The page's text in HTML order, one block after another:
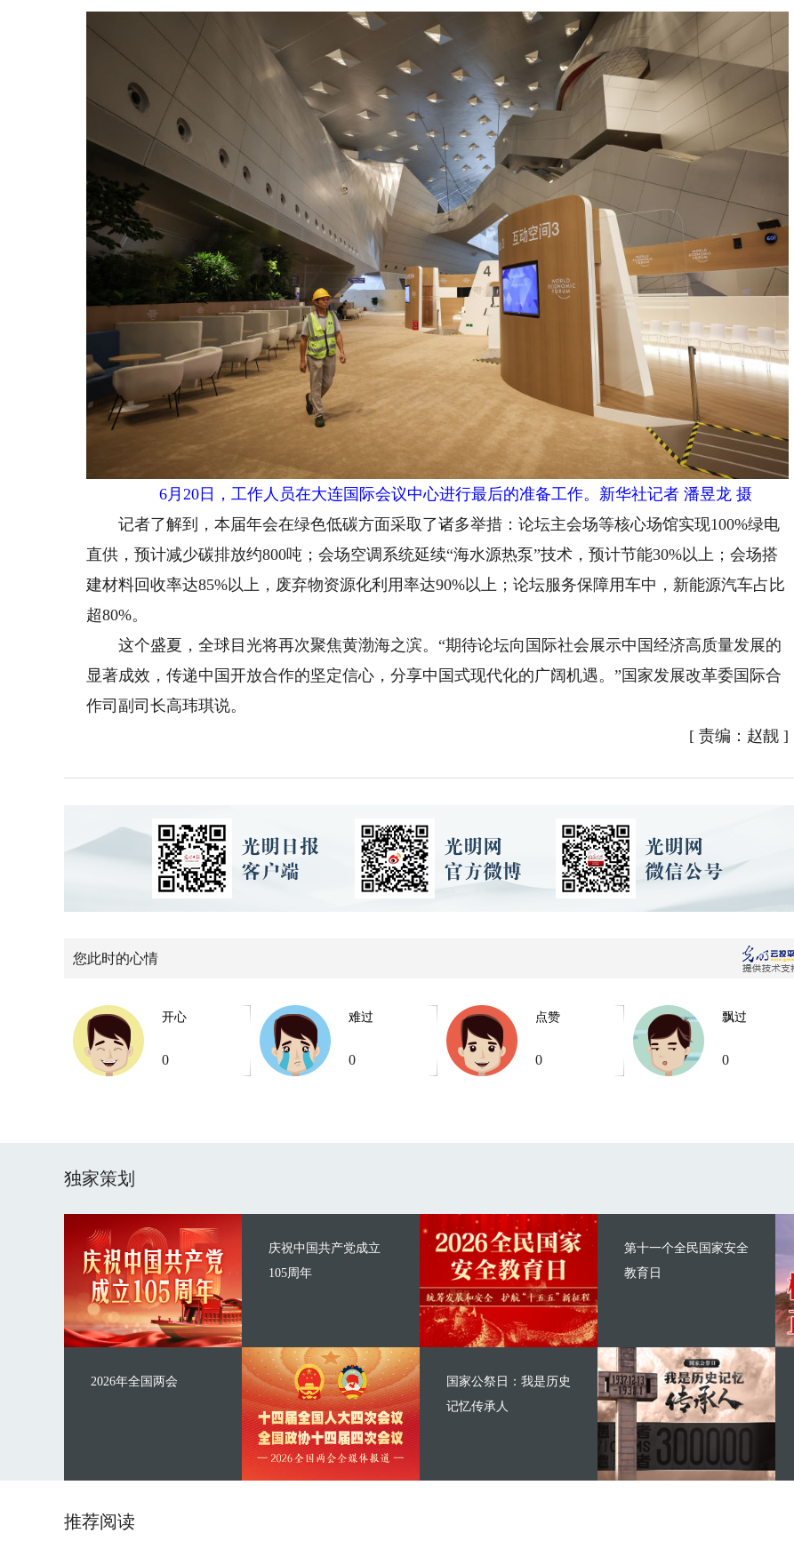
6月20日，工作人员在大连国际会议中心进行最后的准备工作。新华社记者 潘昱龙 摄
记者了解到，本届年会在绿色低碳方面采取了诸多举措：论坛主会场等核心场馆实现100%绿电
直供，预计减少碳排放约800吨；会场空调系统延续“海水源热泵”技术，预计节能30%以上；会场搭
建材料回收率达85%以上，废弃物资源化利用率达90%以上；论坛服务保障用车中，新能源汽车占比
超80%。
这个盛夏，全球目光将再次聚焦黄渤海之滨。“期待论坛向国际社会展示中国经济高质量发展的
显著成效，传递中国开放合作的坚定信心，分享中国式现代化的广阔机遇。”国家发展改革委国际合
作司副司长高玮琪说。
[ 责编：赵靓 ]
您此时的心情
开心
0
难过
0
点赞
0
飘过
0
独家策划
庆祝中国共产党成立
105周年
2026年全国两会
第十一个全民国家安全
教育日
国家公祭日：我是历史
记忆传承人
推荐阅读